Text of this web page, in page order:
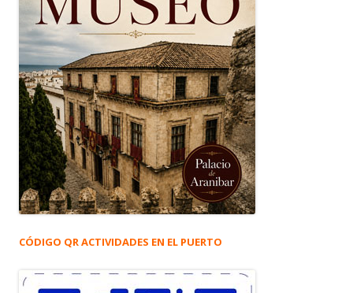
CÓDIGO QR ACTIVIDADES EN EL PUERTO